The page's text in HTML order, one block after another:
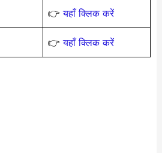
👉यहाँ क्लिक करें
👉यहाँ क्लिक करें